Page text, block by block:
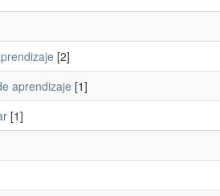
[2]
aprendizaje [1]
[1]